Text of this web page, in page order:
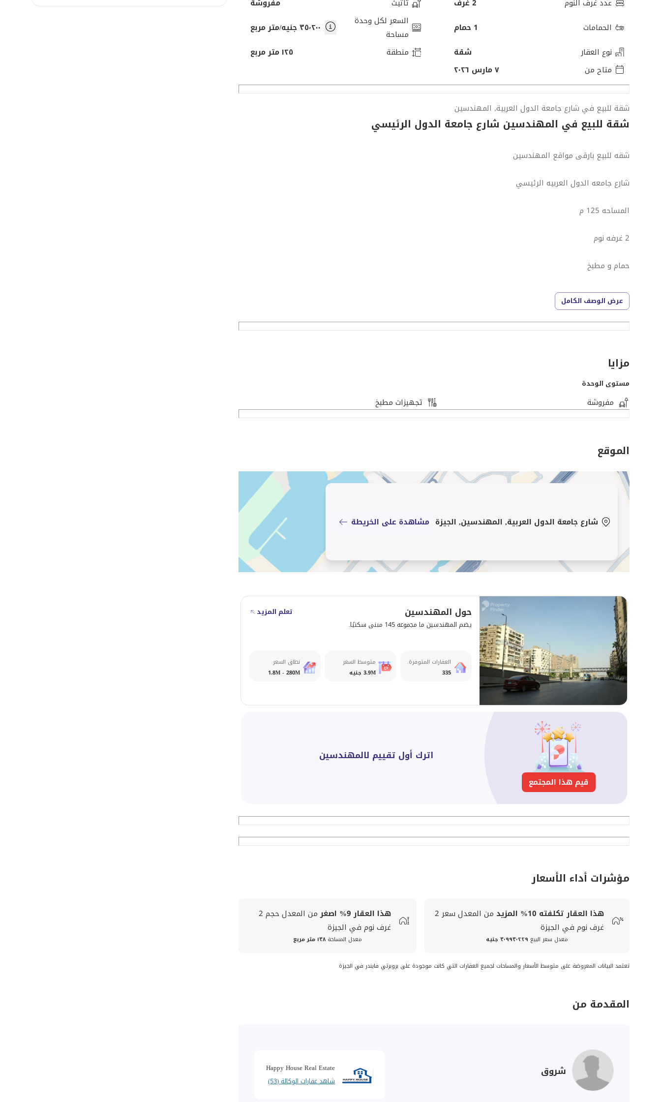
عدد غرف النوم
2 غرف
الحمامات
1 حمام
نوع العقار
شقة
متاح من
٧ مارس ٢٠٢٦
تأثيث
مفروشة
السعر لكل وحدة
مساحة
٣٥٬٢٠٠ جنيه/متر مربع
منطقة
١٢٥ متر مربع
شقة للبيع في شارع جامعة الدول العربية, المهندسين
شقة للبيع في المهندسين شارع جامعة الدول الرئيسي
شقه للبيع بارقى مواقع المهندسين
شارع جامعه الدول العربيه الرئيسي
المساحه 125 م
2 غرفه نوم
حمام و مطبخ
ريسبشن // بلكونه
اماميه
العماره مسجله شهر عقاري // حصه بالارض
لطلب الفيديو للتواصل واتس اب
....................................................
عرض الوصف الكامل
مزايا
مستوى الوحدة
مفروشة تجهيزات مطبخ
الموقع
شارع جامعة الدول العربية, المهندسين, الجيزة مشاهدة على الخريطة
حول المهندسين
تعلم المزيد
يضم المهندسين ما مجموعه 145 مبنى سكنيًا.
العقارات المتوفرة.
335
متوسط السعر
3.9M جنيه
نطاق السعر
1.8M - 280M
اترك أول تقييم لالمهندسين
قيم هذا المجتمع
مؤشرات أداء الأسعار
هذا العقار تكلفته 10% المزيد من المعدل سعر 2
غرف نوم في الجيزة
معدل سعر البيع ٣٬٩٩٣٬٢٢٩ جنيه
هذا العقار9% اصغرمن المعدل حجم 2
غرف نوم في الجيزة
معدل المساحة ١٣٨ متر مربع
تعتمد البيانات المعروضة على متوسط الأسعار والمساحات لجميع العقارات التي كانت موجودة على بروبرتي فايندر في الجيزة
المقدمة من
شروق
Happy House Real Estate
شاهد عقارات الوكالة (53)